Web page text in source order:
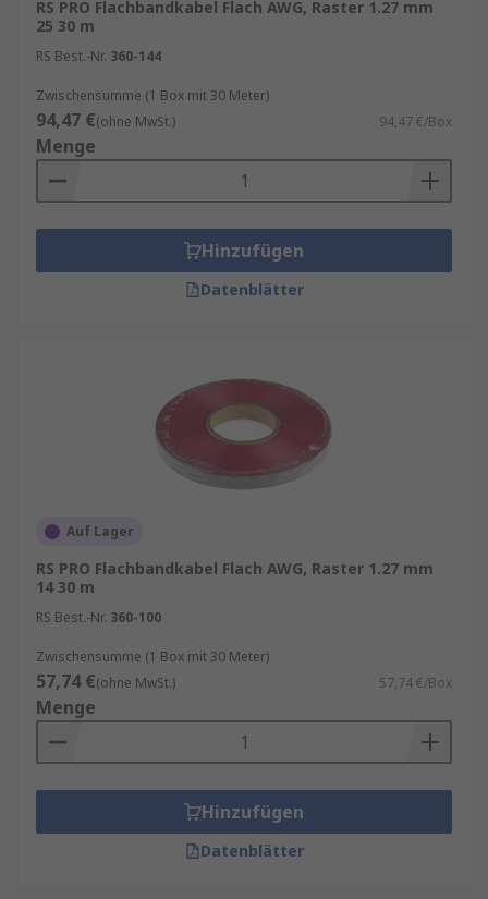
RS PRO Flachbandkabel Flach AWG, Raster 1.27 mm
25 30 m
RS Best.-Nr. 360-144
Zwischensumme (1 Box mit 30 Meter)
94,47 €(ohne MwSt.) 94,47 €/Box
Menge
Hinzufügen
Datenblätter
Auf Lager
RS PRO Flachbandkabel Flach AWG, Raster 1.27 mm
14 30 m
RS Best.-Nr. 360-100
Zwischensumme (1 Box mit 30 Meter)
57,74 €(ohne MwSt.) 57,74 €/Box
Menge
Hinzufügen
Datenblätter